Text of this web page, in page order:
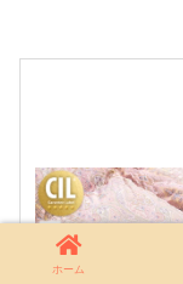
ホーム